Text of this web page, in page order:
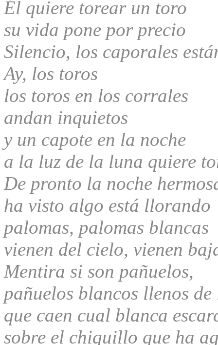
Él quiere torear un toro
su vida pone por precio
Silencio, los caporales
Ay, los toros
los toros en los corrales
andan inquietos
y un capote en la noche
a la luz de la luna quiere
De pronto la noche
ha visto algo está llorando
palomas, palomas blancas
vienen del cielo, vienen
Mentira si son pañuelos,
pañuelos blancos llenos
que caen cual blanca
sobre el chiquillo que ha